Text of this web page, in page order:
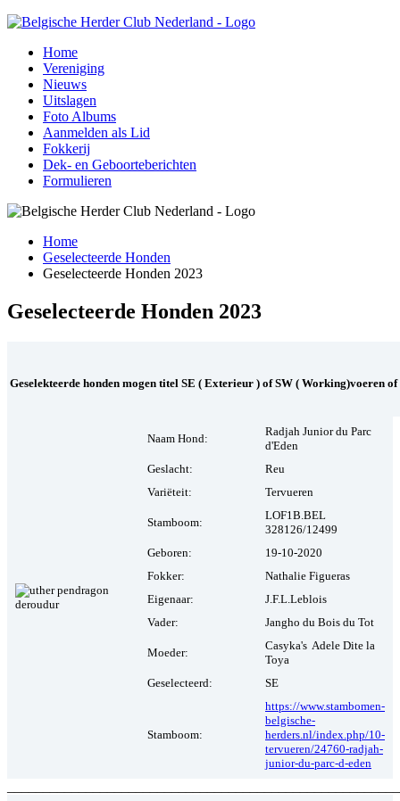
Home
Vereniging
Nieuws
Uitslagen
Foto Albums
Aanmelden als Lid
Fokkerij
Dek- en Geboorteberichten
Formulieren
Home
Geselecteerde Honden
Geselecteerde Honden 2023
Geselecteerde Honden 2023
Geselekteerde honden mogen titel SE ( Exterieur ) of SW ( Working)voeren
Naam Hond:
Radjah Junior du Parc
d'Eden
Geslacht:
Reu
Variëteit:
Tervueren
Stamboom:
LOF1B.BEL
328126/12499
Geboren:
19-10-2020
Fokker:
Nathalie Figueras
Eigenaar:
J.F.L.Leblois
Vader:
Jangho du Bois du Tot
Moeder:
Casyka's Adele Dite la
Toya
Geselecteerd:
SE
Stamboom:
https://www.stambomen-
belgische-
herders.nl/index.php/10-
tervueren/24760-radjah-
junior-du-parc-d-eden